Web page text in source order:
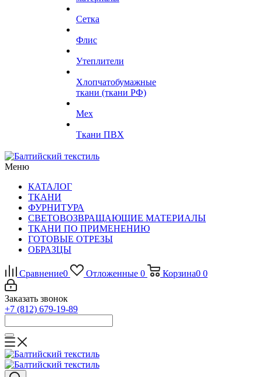
Сетка
Флис
Утеплители
Хлопчатобумажные
ткани (ткани РФ)
Мех
Ткани ПВХ
Меню
КАТАЛОГ
ТКАНИ
ФУРНИТУРА
СВЕТОВОЗВРАЩАЮЩИЕ МАТЕРИАЛЫ
ТКАНИ ПО ПРИМЕНЕНИЮ
ГОТОВЫЕ ОТРЕЗЫ
ОБРАЗЦЫ
Сравнение0 Отложенные 0 Корзина0 0
Заказать звонок
+7 (812) 679-19-89